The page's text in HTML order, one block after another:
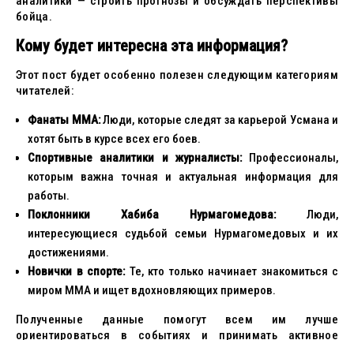
бойца.
Кому будет интересна эта информация?
Этот пост будет особенно полезен следующим категориям
читателей:
Фанаты ММА:Люди, которые следят за карьерой Усмана и
хотят быть в курсе всех его боев.
Спортивные аналитики и журналисты:Профессионалы,
которым важна точная и актуальная информация для
работы.
Поклонники Хабиба Нурмагомедова:Люди,
интересующиеся судьбой семьи Нурмагомедовых и их
достижениями.
Новички в спорте:Те, кто только начинает знакомиться с
миром ММА и ищет вдохновляющих примеров.
Полученные данные помогут всем им лучше
ориентироваться в событиях и принимать активное